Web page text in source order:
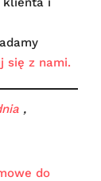
się z nami.
,
do